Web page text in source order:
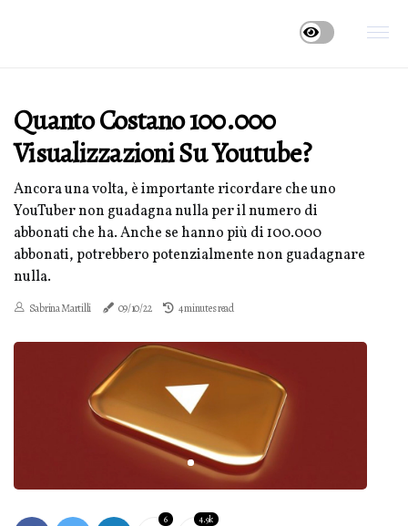
Quanto Costano 100.000
Visualizzazioni Su Youtube?
Ancora una volta, è importante ricordare che uno
YouTuber non guadagna nulla per il numero di
abbonati che ha. Anche se hanno più di 100.000
abbonati, potrebbero potenzialmente non guadagnare
nulla.
Sabrina Martilli 09/10/22 4 minutes read
6 4.9k